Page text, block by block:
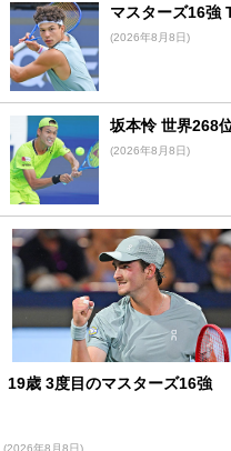
マスターズ16強
(2026年8月8日)
坂本怜 世界268
(2026年8月8日)
19歳 3度目のマスターズ16強
(2026年8月8日)